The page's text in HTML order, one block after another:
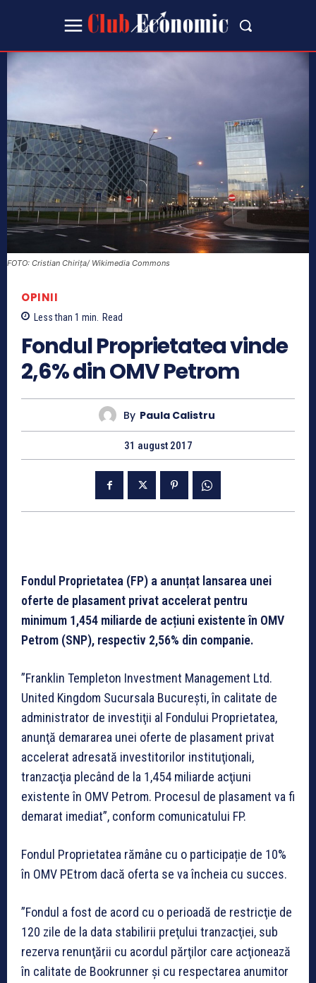
FOTO: Cristian Chirița/ Wikimedia Commons
OPINII
Less than 1 min. Read
Fondul Proprietatea vinde
2,6% din OMV Petrom
By Paula Calistru
31 august 2017
Fondul Proprietatea (FP) a anunțat lansarea unei
oferte de plasament privat accelerat pentru
minimum 1,454 miliarde de acțiuni existente în OMV
Petrom (SNP), respectiv 2,56% din companie.
”Franklin Templeton Investment Management Ltd.
United Kingdom Sucursala Bucureşti, în calitate de
administrator de investiţii al Fondului Proprietatea,
anunţă demararea unei oferte de plasament privat
accelerat adresată investitorilor instituţionali,
tranzacţia plecând de la 1,454 miliarde acţiuni
existente în OMV Petrom. Procesul de plasament va fi
demarat imediat”, conform comunicatului FP.
Fondul Proprietatea rămâne cu o participație de 10%
în OMV PEtrom dacă oferta se va încheia cu succes.
”Fondul a fost de acord cu o perioadă de restricţie de
120 zile de la data stabilirii preţului tranzacţiei, sub
rezerva renunţării cu acordul părţilor care acţionează
în calitate de Bookrunner şi cu respectarea anumitor